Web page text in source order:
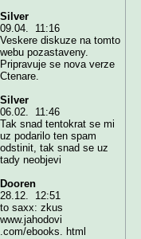
Silver
09.04. 11:16
Veskere diskuze na tomto
webu pozastaveny.
Pripravuje se nova verze
Ctenare.
Silver
06.02. 11:46
Tak snad tentokrat se mi
uz podarilo ten spam
odstinit, tak snad se uz
tady neobjevi
Dooren
28.12. 12:51
to saxx: zkus
www.jahodovi
.com/ebooks. html